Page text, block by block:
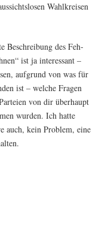
Wahl­krei­sen
Beschrei­bung des Feh­
ist ja inter­es­sant –
auf­grund von was für
ist – wel­che Fra­gen
von dir über­haupt
wur­den. Ich hat­te
auch, kein Pro­blem, eine